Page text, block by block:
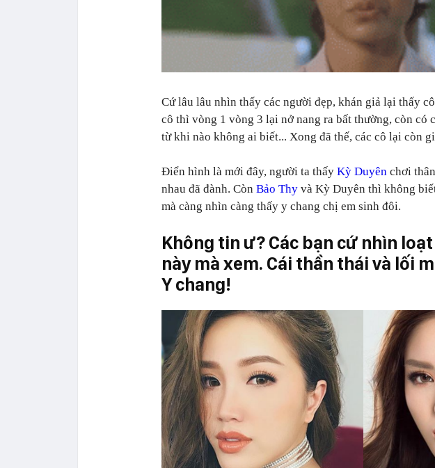
Cứ lâu lâu nhìn thấy các người đẹp, khán giả lại thấy
cô thì vòng 1 vòng 3 lại nở nang ra bất thường, còn có
từ khi nào không ai biết... Xong đã thế, các cô lại còn
Điển hình là mới đây, người ta thấy Kỳ Duyên chơi
nhau đã đành. Còn Bảo Thy và Kỳ Duyên thì không
mà càng nhìn càng thấy y chang chị em sinh đôi.
Không tin ư? Các bạn cứ nhìn
này mà xem. Cái thần thái và lối
Y chang!